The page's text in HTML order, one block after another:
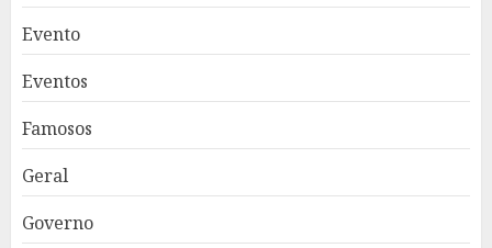
Evento
Eventos
Famosos
Geral
Governo